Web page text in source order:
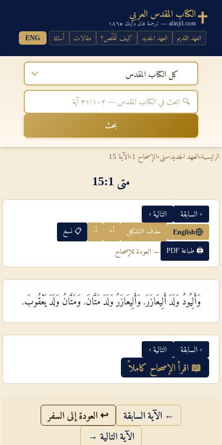
الكتاب المقدس العربي
alinjil.com — ترجمة فان دايك ١٨٦٥
العهد القديم العهد الجديد كيف تَخْلُص؟ مقالات أسئلة ENG
كل الكتاب المقدس
بحث
الرئيسية›العهد الجديد›متى›الإصحاح 1 ›الآية 15
متى 1‏:‏15
‹ السابقة التالية ›
English حذف التشكيل أ+ أ- 📋 نسخ
🖨 طباعة PDF ← العودة للإصحاح
وَأَلِيُودُ وَلَدَ أَلِيعَازَرَ. وَأَلِيعَازَرُ وَلَدَ مَتَّانَ. وَمَتَّانُ وَلَدَ يَعْقُوبَ.
‹ السابقة التالية ›
📖 اقرأ الإصحاح كاملاً
← الآية السابقة
↩ العودة إلى السفر
الآية التالية →